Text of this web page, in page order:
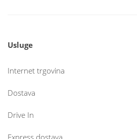
Usluge
Internet trgovina
Dostava
Drive In